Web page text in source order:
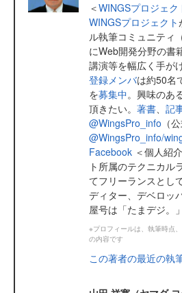
＜WINGSプロジェク
WINGSプロジェクト
ル執筆コミュニティ
にWeb開発分野の書
講演等を幅広く手が
登録メンバは約50名
を募集中。興味のあ
頂きたい。 著書、 記
@WingsPro_info （
@WingsPro_info/
Facebook ＜個人紹
ト所属のテクニカル
てフリーランスとし
ディター、デベロッ
屋号は「たまデジ。」
※プロフィールは、執筆時点
の内容です
この著者の最近の執